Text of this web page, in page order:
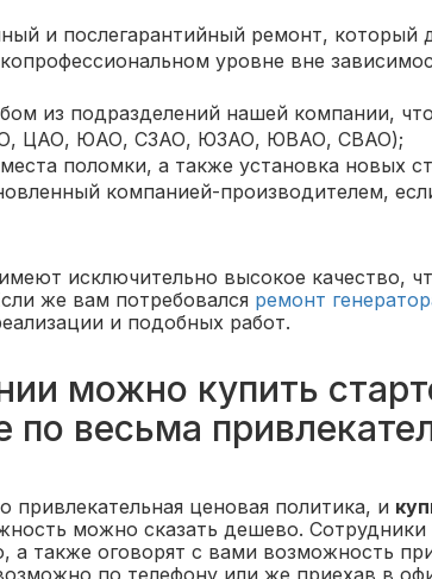
и послегарантийный ремонт, который
уровне вне
из подразделений нашей компании,
ЦАО, ЮАО, СЗАО, ЮЗАО, ЮВАО, СВАО);
поломки, а также установка новых
компанией-производителем,
исключительно высокое качество,
же вам потребовался ремонт
и подобных работ.
можно купить
весьма
ценовая политика, и
можно сказать дешево.
также оговорят с вами возможность
по телефону или же приехав в